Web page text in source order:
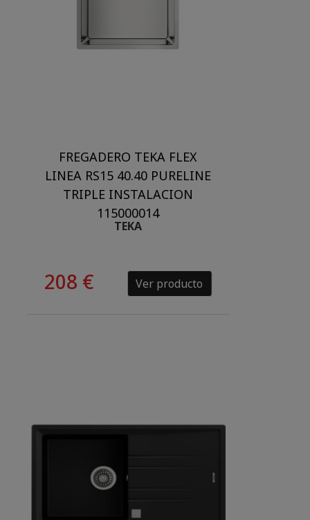
FREGADERO TEKA FLEX
LINEA RS15 40.40 PURELINE
TRIPLE INSTALACION
115000014
TEKA
208 € Ver producto